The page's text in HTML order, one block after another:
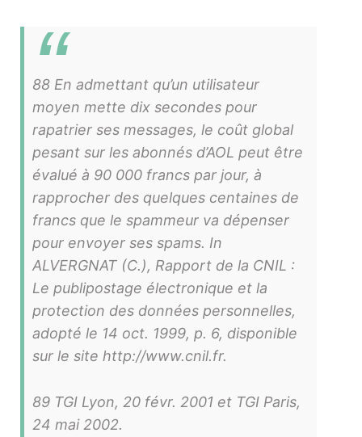
88 En admettant qu’un utilisateur
moyen mette dix secondes pour
rapatrier ses messages, le coût global
pesant sur les abonnés d’AOL peut être
évalué à 90 000 francs par jour, à
rapprocher des quelques centaines de
francs que le spammeur va dépenser
pour envoyer ses spams. In
ALVERGNAT (C.), Rapport de la CNIL :
Le publipostage électronique et la
protection des données personnelles,
adopté le 14 oct. 1999, p. 6, disponible
sur le site http://www.cnil.fr.
89 TGI Lyon, 20 févr. 2001 et TGI Paris,
24 mai 2002.